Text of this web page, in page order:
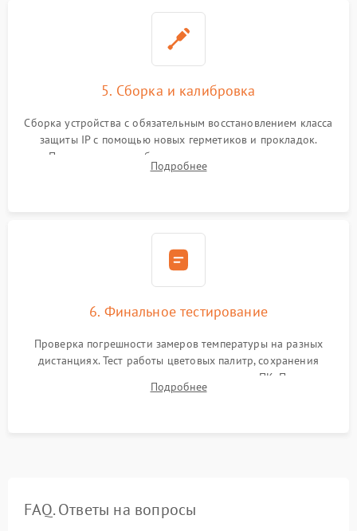
5. Сборка и калибровка
Сборка устройства с обязательным восстановлением класса
защиты IP с помощью новых герметиков и прокладок.
Программная калибровка матрицы по эталонному
абсолютно черному телу для точного измерения температур.
Подробнее
6. Финальное тестирование
Проверка погрешности замеров температуры на разных
дистанциях. Тест работы цветовых палитр, сохранения
термограмм в память и передачи данных на ПК. Проверка
автономности работы и итоговый контроль качества.
Подробнее
FAQ. Ответы на вопросы